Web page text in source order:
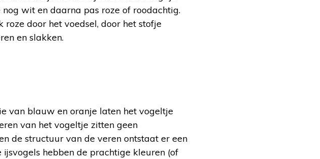
wit en daarna pas roze of roodachtig.
door het voedsel, door het stofje
en slakken.
van blauw en oranje laten het vogeltje
van het vogeltje zitten geen
de structuur van de veren ontstaat er een
hebben de prachtige kleuren (of